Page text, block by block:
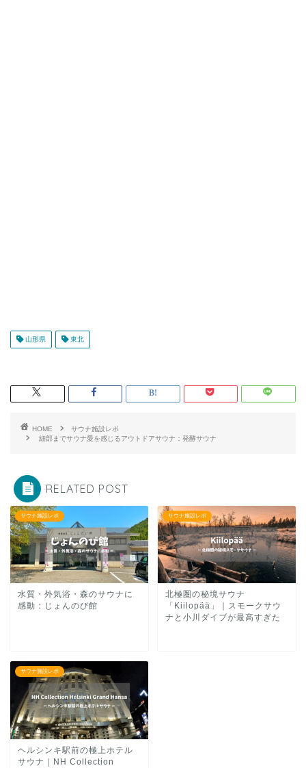
山形県 東北
HOME
サウナ施設レポ
細部までサウナ愛を感じるアウトドアサウナ：発酵サウナ
RELATED POST
サウナ施設レポ
水質・外気浴・森のサウナに
感動：じょんのび館
サウナ施設レポ
北極圏の秘境サウナ
「Kiilopää」｜スモークサウ
ナと小川ダイブが最高すぎた
サウナ施設レポ
ヘルシンキ駅前の極上ホテル
サウナ｜NH Collection